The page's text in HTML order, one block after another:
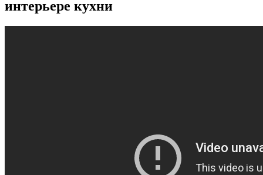
интерьере кухни